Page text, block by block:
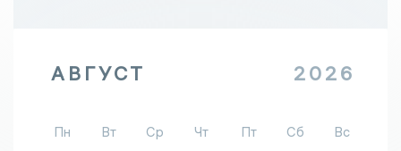
АВГУСТ 2026
Пн Вт Ср Чт Пт Сб
Вс